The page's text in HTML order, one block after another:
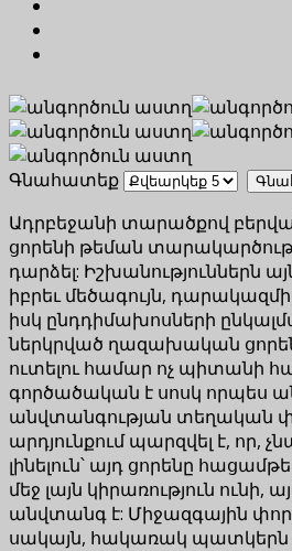
Գնահատեք
Ադրբեջանի տարածքով
ցորենի թեման
դարձել: Իշխանություններն
իբրեւ մեծագույն,
իսկ ընդդիմախոսների
ներկրված ղազախական
ուտելու համար ոչ պիտանի
գործածական է սոսկ որպես
անվտանգության տեղական
արդյունքում պարզվել է, որ,
լինելուն՝ այդ ցորենը
մեջ լայն կիրառություն ունի,
անվտանգ է: Միջազգային
սակայն, հակառակ պատկերն